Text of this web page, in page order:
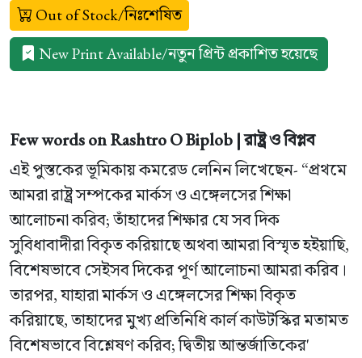
Out of Stock/নিঃশেষিত
New Print Available/নতুন প্রিন্ট প্রকাশিত হয়েছে
Few words on Rashtro O Biplob | রাষ্ট্র ও বিপ্লব
এই পুস্তকের ভূমিকায় কমরেড লেনিন লিখেছেন- “প্রথমে
আমরা রাষ্ট্র সম্পকের মার্কস ও এঙ্গেলসের শিক্ষা
আলোচনা করিব; তাঁহাদের শিক্ষার যে সব দিক
সুবিধাবাদীরা বিকৃত করিয়াছে অথবা আমরা বিস্মৃত হইয়াছি,
বিশেষভাবে সেইসব দিকের পূর্ণ আলোচনা আমরা করিব।
তারপর, যাহারা মার্কস ও এঙ্গেলসের শিক্ষা বিকৃত
করিয়াছে, তাহাদের মুখ্য প্রতিনিধি কার্ল কাউটস্কির মতামত
বিশেষভাবে বিশ্লেষণ করিব; দ্বিতীয় আন্তর্জাতিকের'